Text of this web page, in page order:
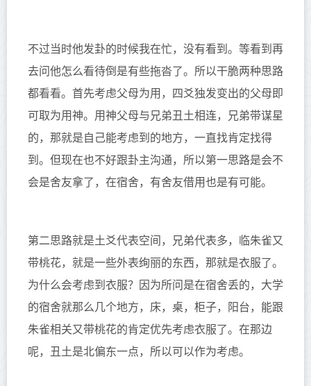
不过当时他发卦的时候我在忙，没有看到。等看到再
去问他怎么看待倒是有些拖沓了。所以干脆两种思路
都看看。 首先考虑父母为用，四爻独发变出的父母即
可取为用神。 用神父母与兄弟丑土相连，兄弟带谋星
的，那就是自己能考虑到的地方，一直找肯定找得
到。但现在也不好跟卦主沟通，所以第一思路是会不
会是舍友拿了，在宿舍，有舍友借用也是有可能。
第二思路就是土爻代表空间，兄弟代表多，临朱雀又
带桃花，就是一些外表绚丽的东西，那就是衣服了。
为什么会考虑到衣服？因为所问是在宿舍丢的，大学
的宿舍就那么几个地方，床，桌，柜子，阳台，能跟
朱雀相关又带桃花的肯定优先考虑衣服了。在那边
呢，丑土是北偏东一点，所以可以作为考虑。